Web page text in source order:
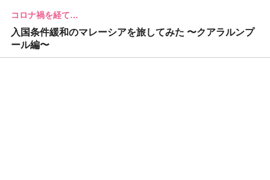
コロナ禍を経て…
入国条件緩和のマレーシアを旅してみた 〜クアラルンプ
ール編〜